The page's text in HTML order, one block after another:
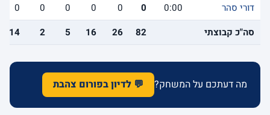
דורי סהר
0:00
0
0
0
0
0
0
סה"כ קבוצתי
82
26
16
5
2
14
מה דעתכם על המשחק? 💬 לדיון בפורום צהבת